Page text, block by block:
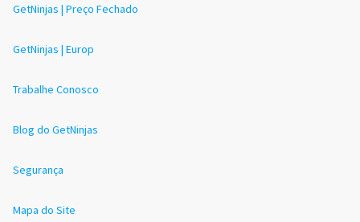
GetNinjas | Preço Fechado
GetNinjas | Europ
Trabalhe Conosco
Blog do GetNinjas
Segurança
Mapa do Site